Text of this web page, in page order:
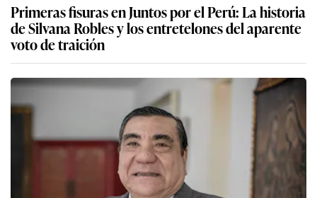
Primeras fisuras en Juntos por el Perú: La historia
de Silvana Robles y los entretelones del aparente
voto de traición